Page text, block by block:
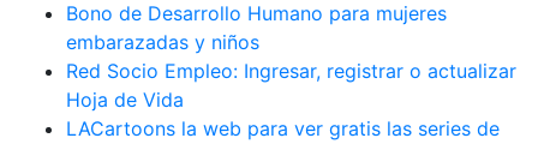
Bono de Desarrollo Humano para mujeres
embarazadas y niños
Red Socio Empleo: Ingresar, registrar o actualizar
Hoja de Vida
LACartoons la web para ver gratis las series de